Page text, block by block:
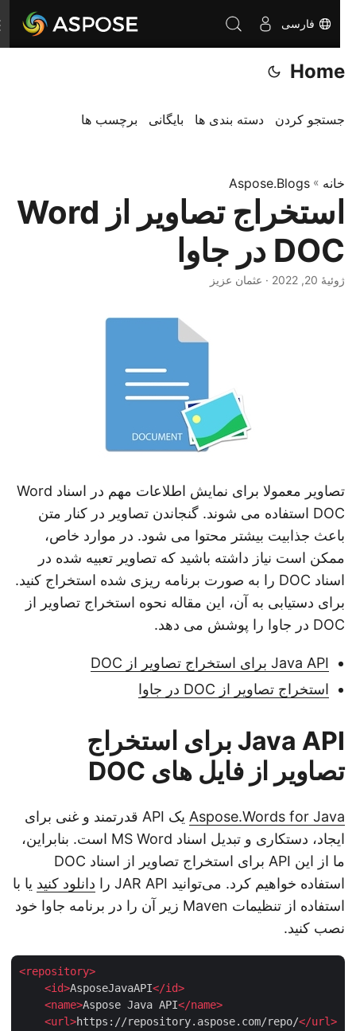
فارسی
Home
جستجو کردن دسته بندی ها بایگانی برچسب ها
خانه»
Aspose.Blogs
استخراج تصاویر از Word
DOC در جاوا
ژوئیهٔ 20, 2022 · عثمان عزیز
تصاویر معمولا برای نمایش اطلاعات مهم در اسناد Word
DOC استفاده می شوند. گنجاندن تصاویر در کنار متن
باعث جذابیت بیشتر محتوا می شود. در موارد خاص،
ممکن است نیاز داشته باشید که تصاویر تعبیه شده در
اسناد DOC را به صورت برنامه ریزی شده استخراج کنید.
برای دستیابی به آن، این مقاله نحوه استخراج تصاویر از
DOC در جاوا را پوشش می دهد.
Java API برای استخراج تصاویر از DOC
استخراج تصاویر از DOC در جاوا
Java API برای استخراج
تصاویر از فایل های DOC
Aspose.Words for Java
یک API قدرتمند و غنی برای
ایجاد، دستکاری و تبدیل اسناد MS Word است. بنابراین،
ما از این API برای استخراج تصاویر از اسناد DOC
استفاده خواهیم کرد. می‌توانید JAR API را
دانلود کنیدیا با
استفاده از تنظیمات Maven زیر آن را در برنامه جاوا خود
نصب کنید.
<repository
<id>AsposeJavaAPI</id
<name>Aspose Java API</name
<url>https://repository.aspose.com/repo/</url